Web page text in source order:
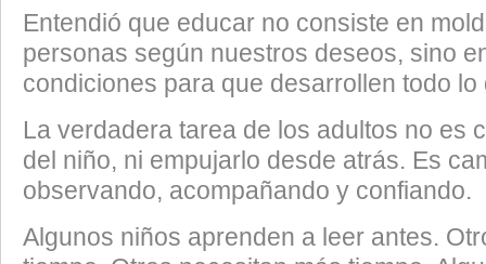
Entendió que educar no consiste en
personas según nuestros deseos, sino
condiciones para que desarrollen todo
La verdadera tarea de los adultos no es
del niño, ni empujarlo desde atrás. Es
observando, acompañando y confiando.
Algunos niños aprenden a leer antes.